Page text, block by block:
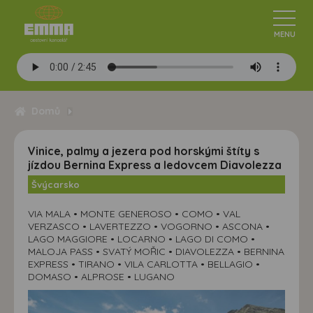
Vinice, palmy a jezera pod horskými štíty s
jízdou Bernina Express a ledovcem Diavolezza
Švýcarsko
VIA MALA • MONTE GENEROSO • COMO • VAL
VERZASCO • LAVERTEZZO • VOGORNO • ASCONA •
LAGO MAGGIORE • LOCARNO • LAGO DI COMO •
MALOJA PASS • SVATÝ MOŘIC • DIAVOLEZZA • BERNINA
EXPRESS • TIRANO • VILA CARLOTTA • BELLAGIO •
DOMASO • ALPROSE • LUGANO